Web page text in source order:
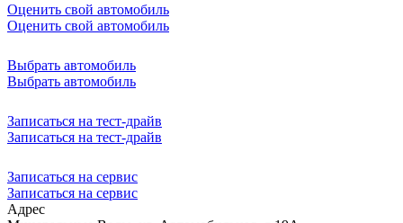
Оценить свой автомобиль
Оценить свой автомобиль
Выбрать автомобиль
Выбрать автомобиль
Записаться на тест-драйв
Записаться на тест-драйв
Записаться на сервис
Записаться на сервис
Адрес